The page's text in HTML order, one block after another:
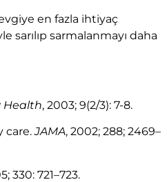
en fazla ihtiyaç
sarmalanmayı daha
Health, 2003; 9(2/3): 7-8.
care.JAMA, 2002; 288; 2469–
330: 721–723.